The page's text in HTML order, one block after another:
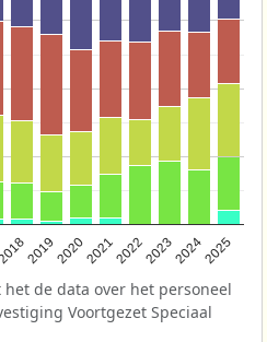
2019202020212022202320242025
de data over het personeel
Voortgezet Speciaal